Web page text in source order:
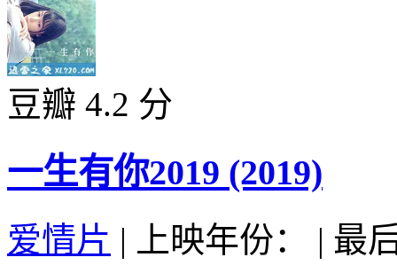
豆瓣 4.2 分
一生有你2019 (2019)
爱情片 | 上映年份： | 最